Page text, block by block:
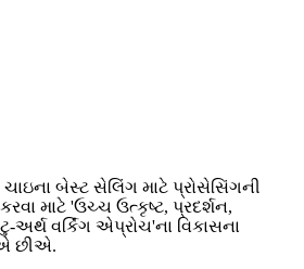
બેસ્ટ સેલિંગ માટે પ્રોસેસિંગની
માટે 'ઉચ્ચ ઉત્કૃષ્ટ, પ્રદર્શન,
અર્થ વર્કિંગ એપ્રોચ'ના વિકાસના
છીએ.